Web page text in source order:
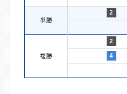
単勝
2
複勝
2
4